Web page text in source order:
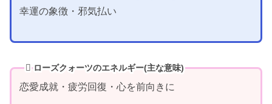
幸運の象徴・邪気払い
ローズクォーツのエネルギー(主な意味)
恋愛成就・疲労回復・心を前向きに